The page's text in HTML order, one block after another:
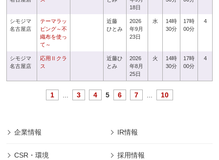
18日
シモジマ
名古屋店
テーマラッ
ピング～不
織布を使っ
て～
近藤
ひとみ
2026
年9月
23日
水
14時
30分
17時
00分
4
シモジマ
名古屋店
応用Ⅱクラ
ス
近藤ひ
とみ
2026
年8月
25日
火
14時
30分
17時
00分
4
1 3 4 5 6 7 10
企業情報 IR情報
CSR・環境 採用情報